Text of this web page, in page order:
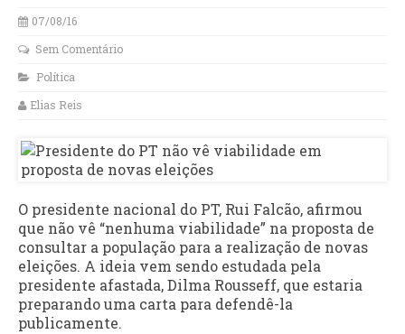
07/08/16
Sem Comentário
Política
Elias Reis
O presidente nacional do PT, Rui Falcão, afirmou
que não vê “nenhuma viabilidade” na proposta de
consultar a população para a realização de novas
eleições. A ideia vem sendo estudada pela
presidente afastada, Dilma Rousseff, que estaria
preparando uma carta para defendê-la
publicamente.